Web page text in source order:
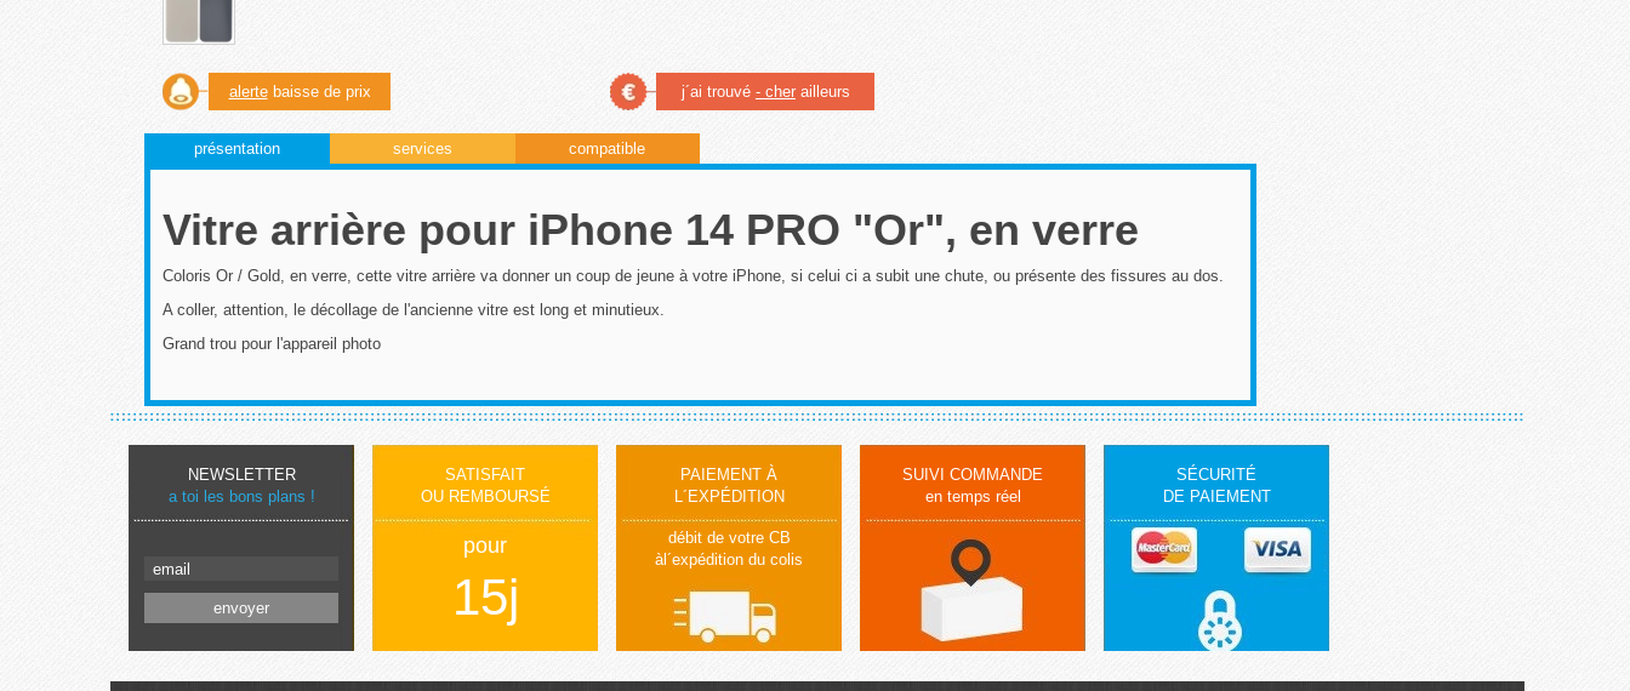
alertebaisse de prix j´ai trouvé - cherailleurs
présentation services compatible
Vitre arrière pour iPhone 14 PRO "Or", en verre
Coloris Or / Gold, en verre, cette vitre arrière va donner un coup de jeune à votre iPhone, si celui ci a subit une chute, ou présente des fissures au dos.
A coller, attention, le décollage de l'ancienne vitre est long et minutieux.
Grand trou pour l'appareil photo
NEWSLETTER
a toi les bons plans !
SATISFAIT
OU REMBOURSÉ
pour
15j
PAIEMENT À
L´EXPÉDITION
débit de votre CB
àl´expédition du colis
SUIVI COMMANDE
en temps réel
SÉCURITÉ
DE PAIEMENT